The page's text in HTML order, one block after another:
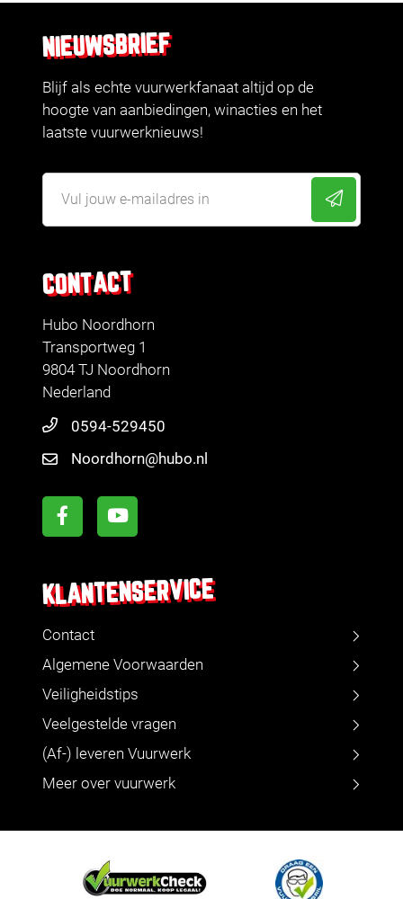
CONTACT
Hubo Noordhorn
Transportweg 1
9804 TJ Noordhorn
Nederland
0594-529450
Noordhorn@hubo.nl
KLANTENSERVICE
Contact
Algemene Voorwaarden
Veiligheidstips
Veelgestelde vragen
(Af-) leveren Vuurwerk
Meer over vuurwerk
NIEUWSBRIEF
Blijf als echte vuurwerkfanaat altijd op de
hoogte van aanbiedingen, winacties en het
laatste vuurwerknieuws!